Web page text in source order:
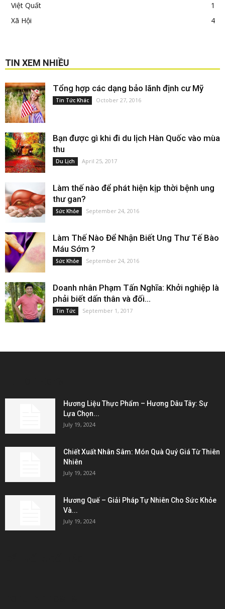
Việt Quất
1
Xã Hội
4
TIN XEM NHIỀU
Tổng hợp các dạng bảo lãnh định cư Mỹ
Tin Tức Khác October 27, 2016
Bạn được gì khi đi du lịch Hàn Quốc vào mùa
thu
Du Lịch April 25, 2017
Làm thế nào để phát hiện kịp thời bệnh ung
thư gan?
Sức Khỏe September 24, 2016
Làm Thế Nào Để Nhận Biết Ung Thư Tế Bào
Máu Sớm ?
Sức Khỏe September 24, 2016
Doanh nhân Phạm Tấn Nghĩa: Khởi nghiệp là
phải biết dấn thân và đối...
Tin Tức September 1, 2017
Hương Liệu Thực Phẩm – Hương Dâu Tây: Sự
Lựa Chọn...
July 19, 2024
Chiết Xuất Nhân Sâm: Món Quà Quý Giá Từ Thiên
Nhiên
July 19, 2024
Hương Quế – Giải Pháp Tự Nhiên Cho Sức Khỏe
Và...
July 19, 2024